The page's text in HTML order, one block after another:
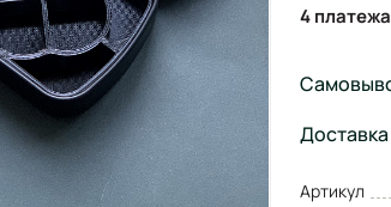
4
Доставка
Артикул